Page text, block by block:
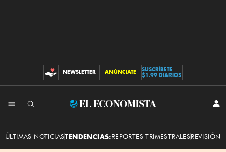
CONTRIBUCIONES
NEWSLETTER ANÚNCIATE
SUSCRÍBETE
$1.99 DIARIOS
El
ÚLTIMAS NOTICIASTENDENCIAS:REPORTES TRIMESTRALESREVISIÓN